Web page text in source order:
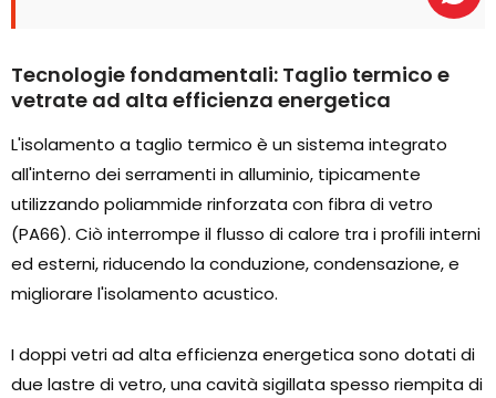
Tecnologie fondamentali: Taglio termico e
vetrate ad alta efficienza energetica
L'isolamento a taglio termico è un sistema integrato
all'interno dei serramenti in alluminio, tipicamente
utilizzando poliammide rinforzata con fibra di vetro
(PA66). Ciò interrompe il flusso di calore tra i profili interni
ed esterni, riducendo la conduzione, condensazione, e
migliorare l'isolamento acustico.
I doppi vetri ad alta efficienza energetica sono dotati di
due lastre di vetro, una cavità sigillata spesso riempita di